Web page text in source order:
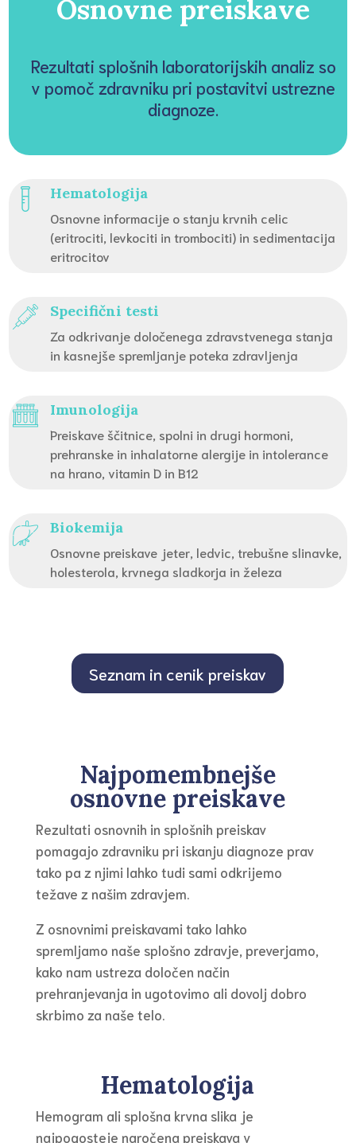
Osnovne preiskave
Rezultati splošnih laboratorijskih analiz so
v pomoč zdravniku pri postavitvi ustrezne
diagnoze.
Hematologija
Osnovne informacije o stanju krvnih celic
(eritrociti, levkociti in trombociti) in sedimentacija
eritrocitov
Specifični testi
Za odkrivanje določenega zdravstvenega stanja
in kasnejše spremljanje poteka zdravljenja
Imunologija
Preiskave ščitnice, spolni in drugi hormoni,
prehranske in inhalatorne alergije in intolerance
na hrano, vitamin D in B12
Biokemija
Osnovne preiskave jeter, ledvic, trebušne slinavke,
holesterola, krvnega sladkorja in železa
Seznam in cenik preiskav
Najpomembnejše
osnovne preiskave
Rezultati osnovnih in splošnih preiskav
pomagajo zdravniku pri iskanju diagnoze prav
tako pa z njimi lahko tudi sami odkrijemo
težave z našim zdravjem.
Z osnovnimi preiskavami tako lahko
spremljamo naše splošno zdravje, preverjamo,
kako nam ustreza določen način
prehranjevanja in ugotovimo ali dovolj dobro
skrbimo za naše telo.
Hematologija
Hemogram ali splošna krvna slika je
najpogosteje naročena preiskava v